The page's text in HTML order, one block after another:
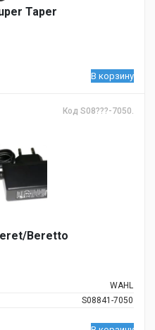
Taper
В корзину
Код S08???-7050.
Beretto
WAHL
S08841-7050